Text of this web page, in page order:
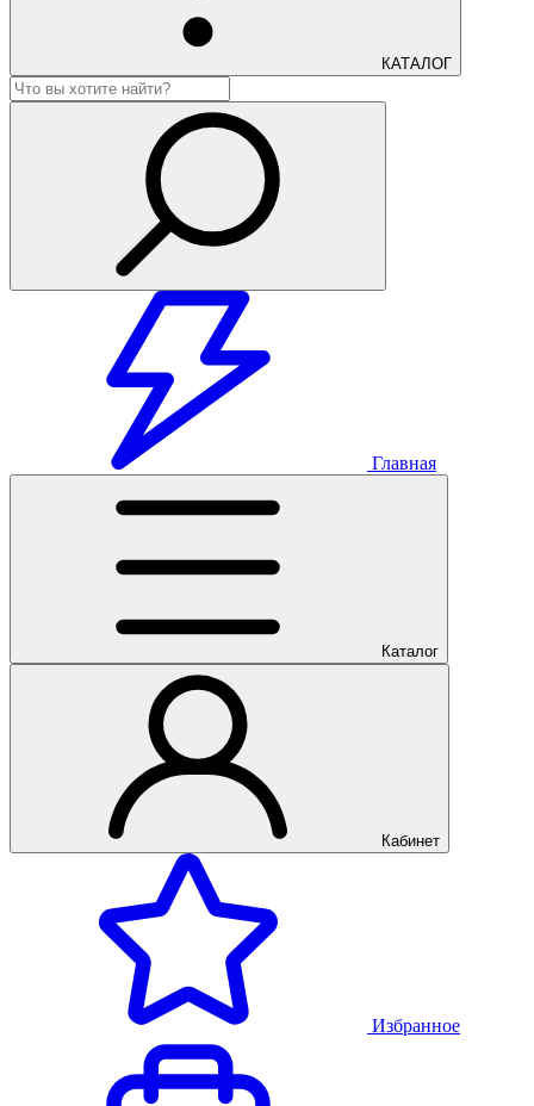
КАТАЛОГ
Главная
Каталог
Кабинет
Избранное